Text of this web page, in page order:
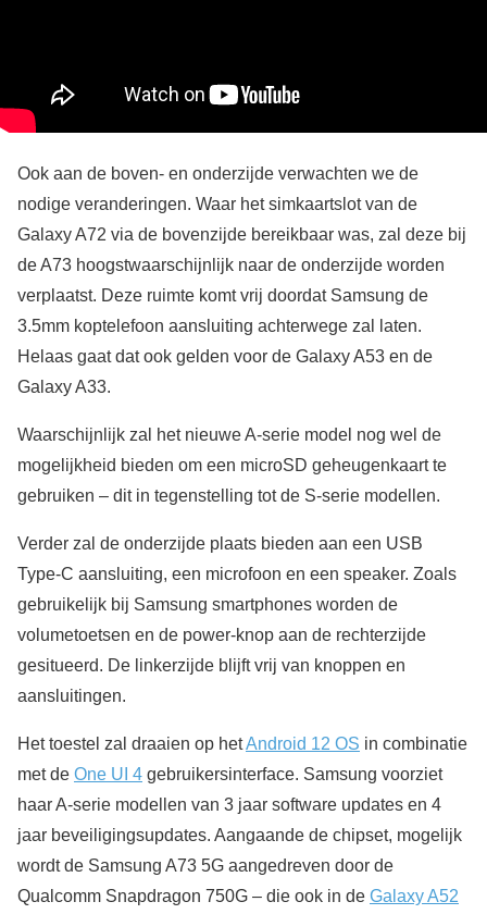
Ook aan de boven- en onderzijde verwachten we de
nodige veranderingen. Waar het simkaartslot van de
Galaxy A72 via de bovenzijde bereikbaar was, zal deze bij
de A73 hoogstwaarschijnlijk naar de onderzijde worden
verplaatst. Deze ruimte komt vrij doordat Samsung de
3.5mm koptelefoon aansluiting achterwege zal laten.
Helaas gaat dat ook gelden voor de Galaxy A53 en de
Galaxy A33.
Waarschijnlijk zal het nieuwe A-serie model nog wel de
mogelijkheid bieden om een microSD geheugenkaart te
gebruiken – dit in tegenstelling tot de S-serie modellen.
Verder zal de onderzijde plaats bieden aan een USB
Type-C aansluiting, een microfoon en een speaker. Zoals
gebruikelijk bij Samsung smartphones worden de
volumetoetsen en de power-knop aan de rechterzijde
gesitueerd. De linkerzijde blijft vrij van knoppen en
aansluitingen.
Het toestel zal draaien op hetAndroid 12 OS in combinatie
met de One UI 4 gebruikersinterface. Samsung voorziet
haar A-serie modellen van 3 jaar software updates en 4
jaar beveiligingsupdates. Aangaande de chipset, mogelijk
wordt de Samsung A73 5G aangedreven door de
Qualcomm Snapdragon 750G – die ook in de Galaxy A52